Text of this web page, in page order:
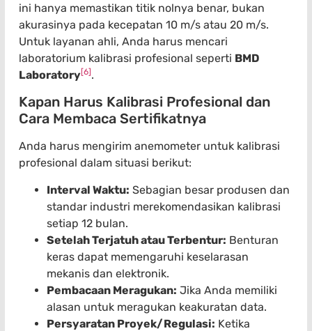
ini hanya memastikan titik nolnya benar, bukan
akurasinya pada kecepatan 10 m/s atau 20 m/s.
Untuk layanan ahli, Anda harus mencari
laboratorium kalibrasi profesional seperti BMD
Laboratory[6] .
Kapan Harus Kalibrasi Profesional dan
Cara Membaca Sertifikatnya
Anda harus mengirim anemometer untuk kalibrasi
profesional dalam situasi berikut:
Interval Waktu: Sebagian besar produsen dan
standar industri merekomendasikan kalibrasi
setiap 12 bulan.
Setelah Terjatuh atau Terbentur: Benturan
keras dapat memengaruhi keselarasan
mekanis dan elektronik.
Pembacaan Meragukan: Jika Anda memiliki
alasan untuk meragukan keakuratan data.
Persyaratan Proyek/Regulasi: Ketika